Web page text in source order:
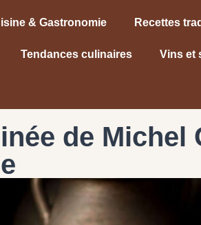
& Gastronomie Recettes
Tendances culinaires Vins et
de Michel